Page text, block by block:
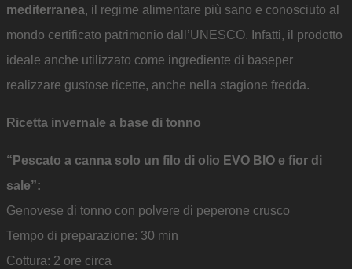
mediterranea, il regime alimentare più sano e conosciuto al
mondo certificato patrimonio dall’UNESCO. Infatti, il prodotto
ideale anche utilizzato come ingrediente di baseper
realizzare gustose ricette, anche nella stagione fredda.
Ricetta invernale a base di tonno
“Pescato a canna solo un filo di olio EVO BIO e fior di
sale”:
Genovese di tonno con polvere di peperone crusco
Tempo di preparazione: 30 min
Cottura: 2 ore circa